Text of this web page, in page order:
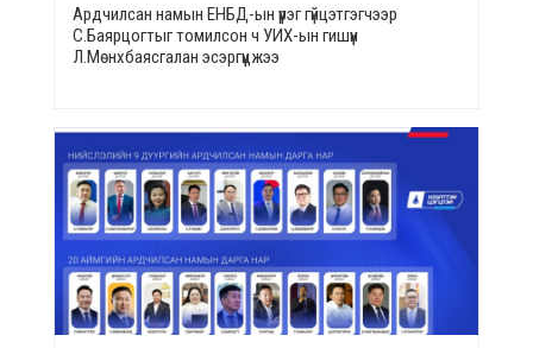
Ардчилсан намын ЕНБД-ын үүрэг гүйцэтгэгчээр
С.Баярцогтыг томилсон ч УИХ-ын гишүүн
Л.Мөнхбаясгалан эсэргүүцжээ